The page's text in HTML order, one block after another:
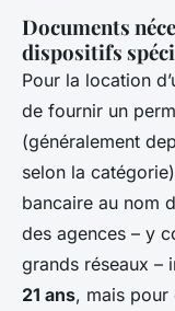
Documents
dispositifs
Pour la location
de fournir un
(généralement
selon la
bancaire au nom
des agences – y
grands réseaux –
21 ans, mais pour